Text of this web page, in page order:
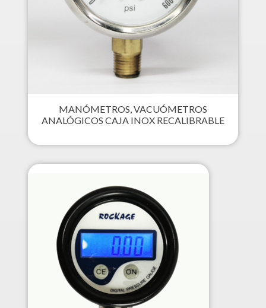
MANÓMETROS, VACUÓMETROS
ANALÓGICOS CAJA INOX RECALIBRABLE